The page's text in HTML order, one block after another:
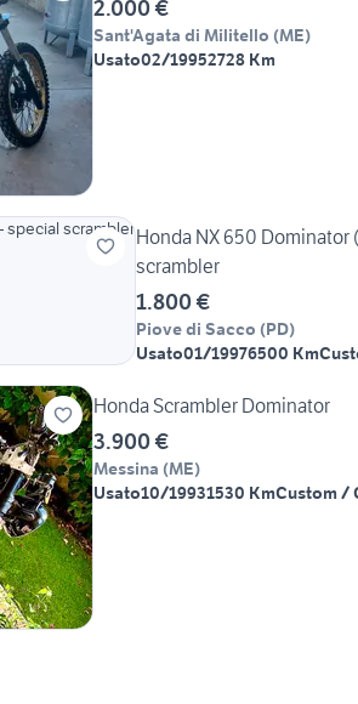
2.000 €
Sant'Agata di Militello (ME)
Usato02/19952728 Km
Honda NX 650 Dominator
scrambler
1.800 €
Piove di Sacco (PD)
Usato01/19976500 Km
Honda Scrambler Dominator
3.900 €
Messina (ME)
Usato10/19931530 KmCustom /